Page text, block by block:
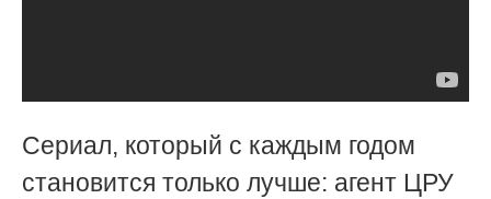
Сериал, который с каждым годом
становится только лучше: агент ЦРУ